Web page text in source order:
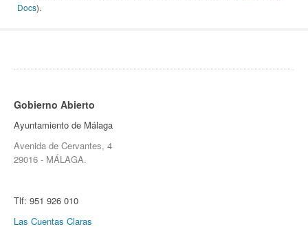
Docs).
Gobierno Abierto
Ayuntamiento de Málaga
Avenida de Cervantes, 4
29016 - MÁLAGA.
Tlf: 951 926 010
Las Cuentas Claras